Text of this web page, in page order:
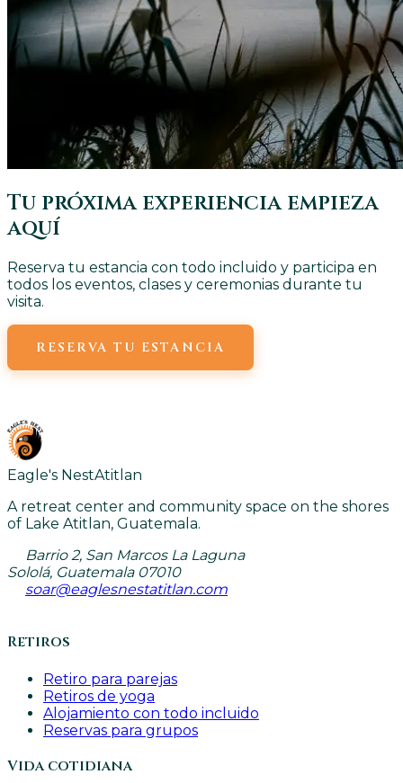
Tu próxima experiencia empieza
aquí
Reserva tu estancia con todo incluido y participa en
todos los eventos, clases y ceremonias durante tu
visita.
RESERVA TU ESTANCIA
Eagle's NestAtitlan
A retreat center and community space on the shores
of Lake Atitlan, Guatemala.
Barrio 2, San Marcos La Laguna
Sololá, Guatemala 07010
soar@eaglesnestatitlan.com
Retiros
Retiro para parejas
Retiros de yoga
Alojamiento con todo incluido
Reservas para grupos
Vida cotidiana